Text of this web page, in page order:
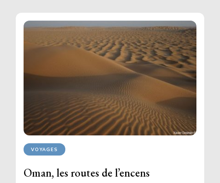
VOYAGES
Oman, les routes de l’encens